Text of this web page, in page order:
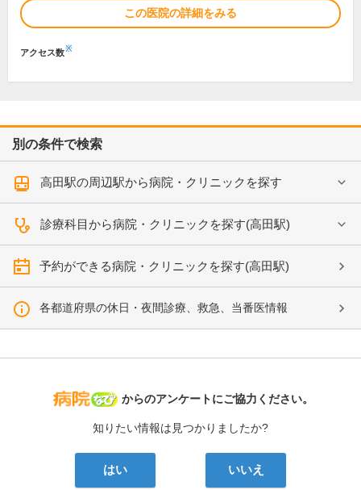
この医院の詳細をみる
アクセス数※
別の条件で検索
高田駅の周辺駅から病院・クリニックを探す
診療科目から病院・クリニックを探す(高田駅)
予約ができる病院・クリニックを探す(高田駅)
各都道府県の休日・夜間診療、救急、当番医情報
病院なび
からのアンケートにご協力ください。
知りたい情報は見つかりましたか?
はい いいえ